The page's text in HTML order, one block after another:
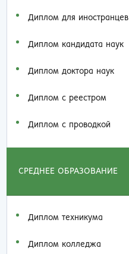
Диплом для иностранцев
Диплом кандидата наук
Диплом доктора наук
Диплом с реестром
Диплом с проводкой
СРЕДНЕЕ ОБРАЗОВАНИЕ
Диплом техникума
Диплом колледжа